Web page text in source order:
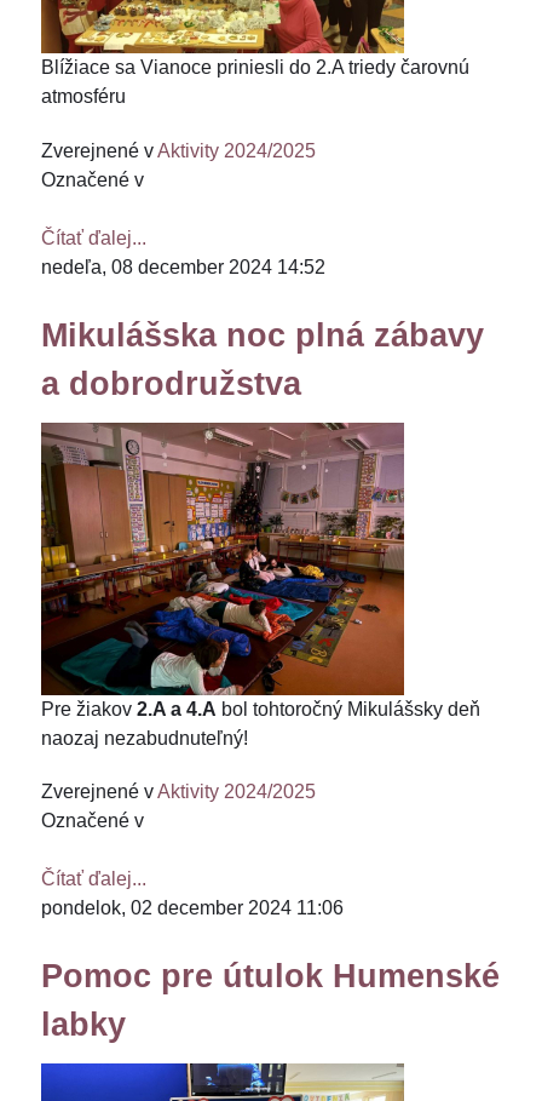
Blížiace sa Vianoce priniesli do 2.A triedy čarovnú
atmosféru
Zverejnené vAktivity 2024/2025
Označené v
Čítať ďalej...
nedeľa, 08 december 2024 14:52
Mikulášska noc plná zábavy
a dobrodružstva
Pre žiakov 2.A a 4.A bol tohtoročný Mikulášsky deň
naozaj nezabudnuteľný!
Zverejnené vAktivity 2024/2025
Označené v
Čítať ďalej...
pondelok, 02 december 2024 11:06
Pomoc pre útulok Humenské
labky